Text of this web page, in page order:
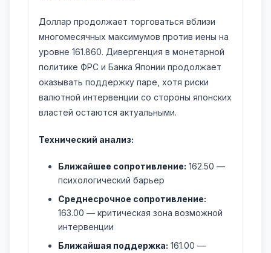
Доллар продолжает торговаться вблизи
многомесячных максимумов против иены на
уровне 161.860. Дивергенция в монетарной
политике ФРС и Банка Японии продолжает
оказывать поддержку паре, хотя риски
валютной интервенции со стороны японских
властей остаются актуальными.
Технический анализ:
Ближайшее сопротивление: 162.50 —
психологический барьер
Среднесрочное сопротивление:
163.00 — критическая зона возможной
интервенции
Ближайшая поддержка: 161.00 —